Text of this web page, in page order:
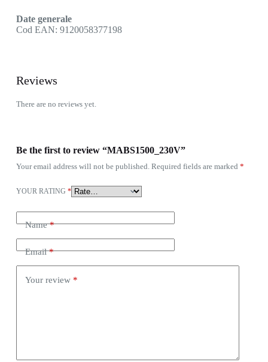
Date generale
Cod EAN: 9120058377198
Reviews
There are no reviews yet.
Be the first to review “MABS1500_230V”
Your email address will not be published. Required fields are marked *
YOUR RATING *
Name*
Email*
Your review *